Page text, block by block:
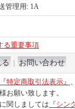
管理用 : 1A
る重要事項
『特定商取引法表示』 、
お願い致します。
関しましては 『シン